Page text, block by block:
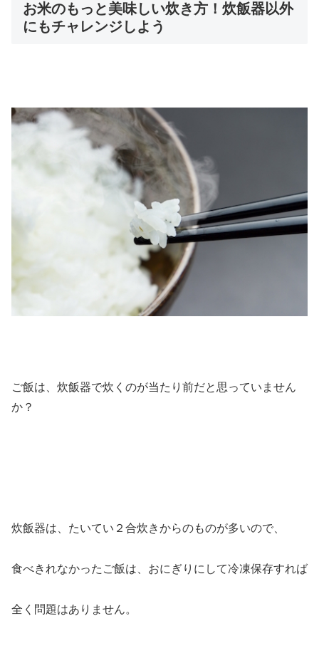
お米のもっと美味しい炊き方！炊飯器以外
にもチャレンジしよう
ご飯は、炊飯器で炊くのが当たり前だと思っていません
か？
炊飯器は、たいてい２合炊きからのものが多いので、
食べきれなかったご飯は、おにぎりにして冷凍保存すれば
全く問題はありません。